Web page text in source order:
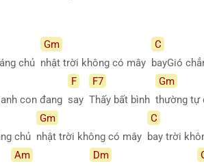
chủ
Gm
nhật trời không có mây
C
bayGió
con đang
F
say
F7
Thấy bất bình
Gm
thường tự
chủ
Gm
nhật trời không có mây
C
bay trời
Am
Dm